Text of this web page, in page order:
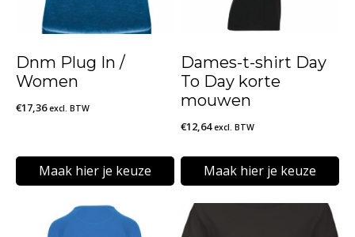
Dnm Plug In /
Women
€17,36 excl. BTW
Maak hier je keuze
product
Dames-t-shirt Day
To Day korte
mouwen
€12,64 excl. BTW
Maak hier je keuze
product